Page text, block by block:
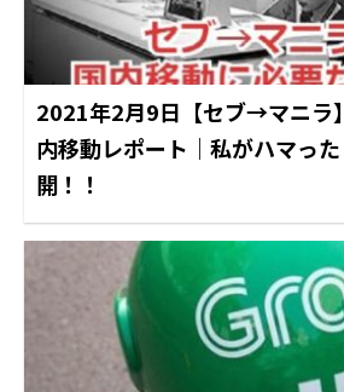
2021年2月9日【セブ→マニラ
内移動レポート｜私がハマっ
開！！